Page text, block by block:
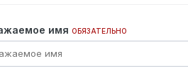
имя ОБЯЗАТЕЛЬНО